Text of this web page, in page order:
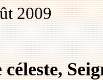
2009